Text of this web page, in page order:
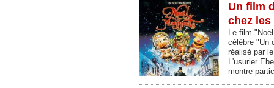
Un film
chez les
Le film
célèbre "Un
réalisé par
L'usurier
montre